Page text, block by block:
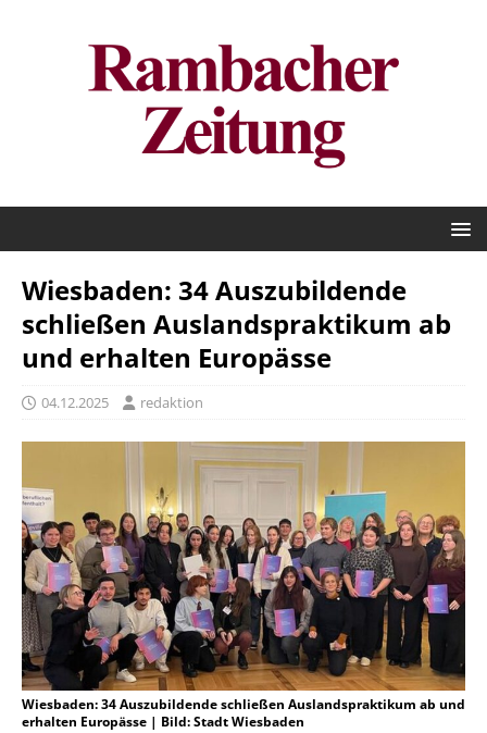
Wiesbaden: 34 Auszubildende
schließen Auslandspraktikum ab
und erhalten Europässe
04.12.2025 redaktion
Wiesbaden: 34 Auszubildende schließen Auslandspraktikum ab und
erhalten Europässe | Bild: Stadt Wiesbaden